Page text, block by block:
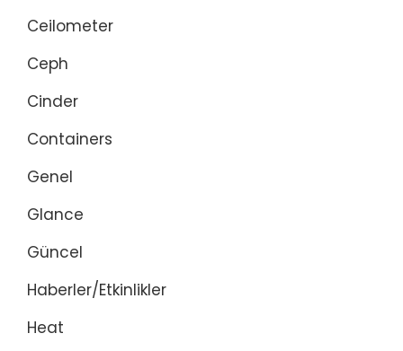
Ceilometer
Ceph
Cinder
Containers
Genel
Glance
Güncel
Haberler/Etkinlikler
Heat